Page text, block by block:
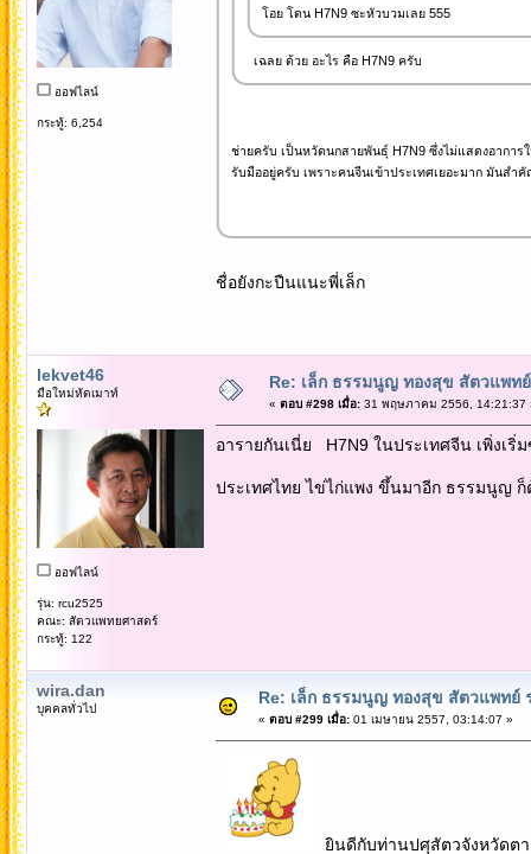
ออฟไลน์
กระทู้: 6,254
โอย โดน H7N9 ซะหัวบวมเลย 555
เฉลย ด้วย อะไร คือ H7N9 ครับ
ช่ายครับ เป็นหวัดนกสายพันธุ์ H7N9 ซึ่งไม่แสดงอากา
รับมืออยู่ครับ เพราะคนจีนเข้าประเทศเยอะมาก มันสำ
ชื่อยังกะปืนแนะพี่เล็ก
lekvet46
มือใหม่หัดเมาท์
ออฟไลน์
รุ่น: rcu2525
คณะ: สัตวแพทยศาสตร์
กระทู้: 122
Re: เล็ก ธรรมนูญ ทองสุข สัตวแพท
« ตอบ #298 เมื่อ:31 พฤษภาคม 2556, 14:21:37
อารายกันเนี่ย H7N9 ในประเทศจีน เพิ่งเริ่
ประเทศไทย ไข่ไก่แพง ขึ้นมาอีก ธรรมนูญ ก็
wira.dan
บุคคลทั่วไป
Re: เล็ก ธรรมนูญ ทองสุข สัตวแพทย์
« ตอบ #299 เมื่อ:01 เมษายน 2557, 03:14:07 »
ยินดีกับท่านปศุสัตวจังหวัดต